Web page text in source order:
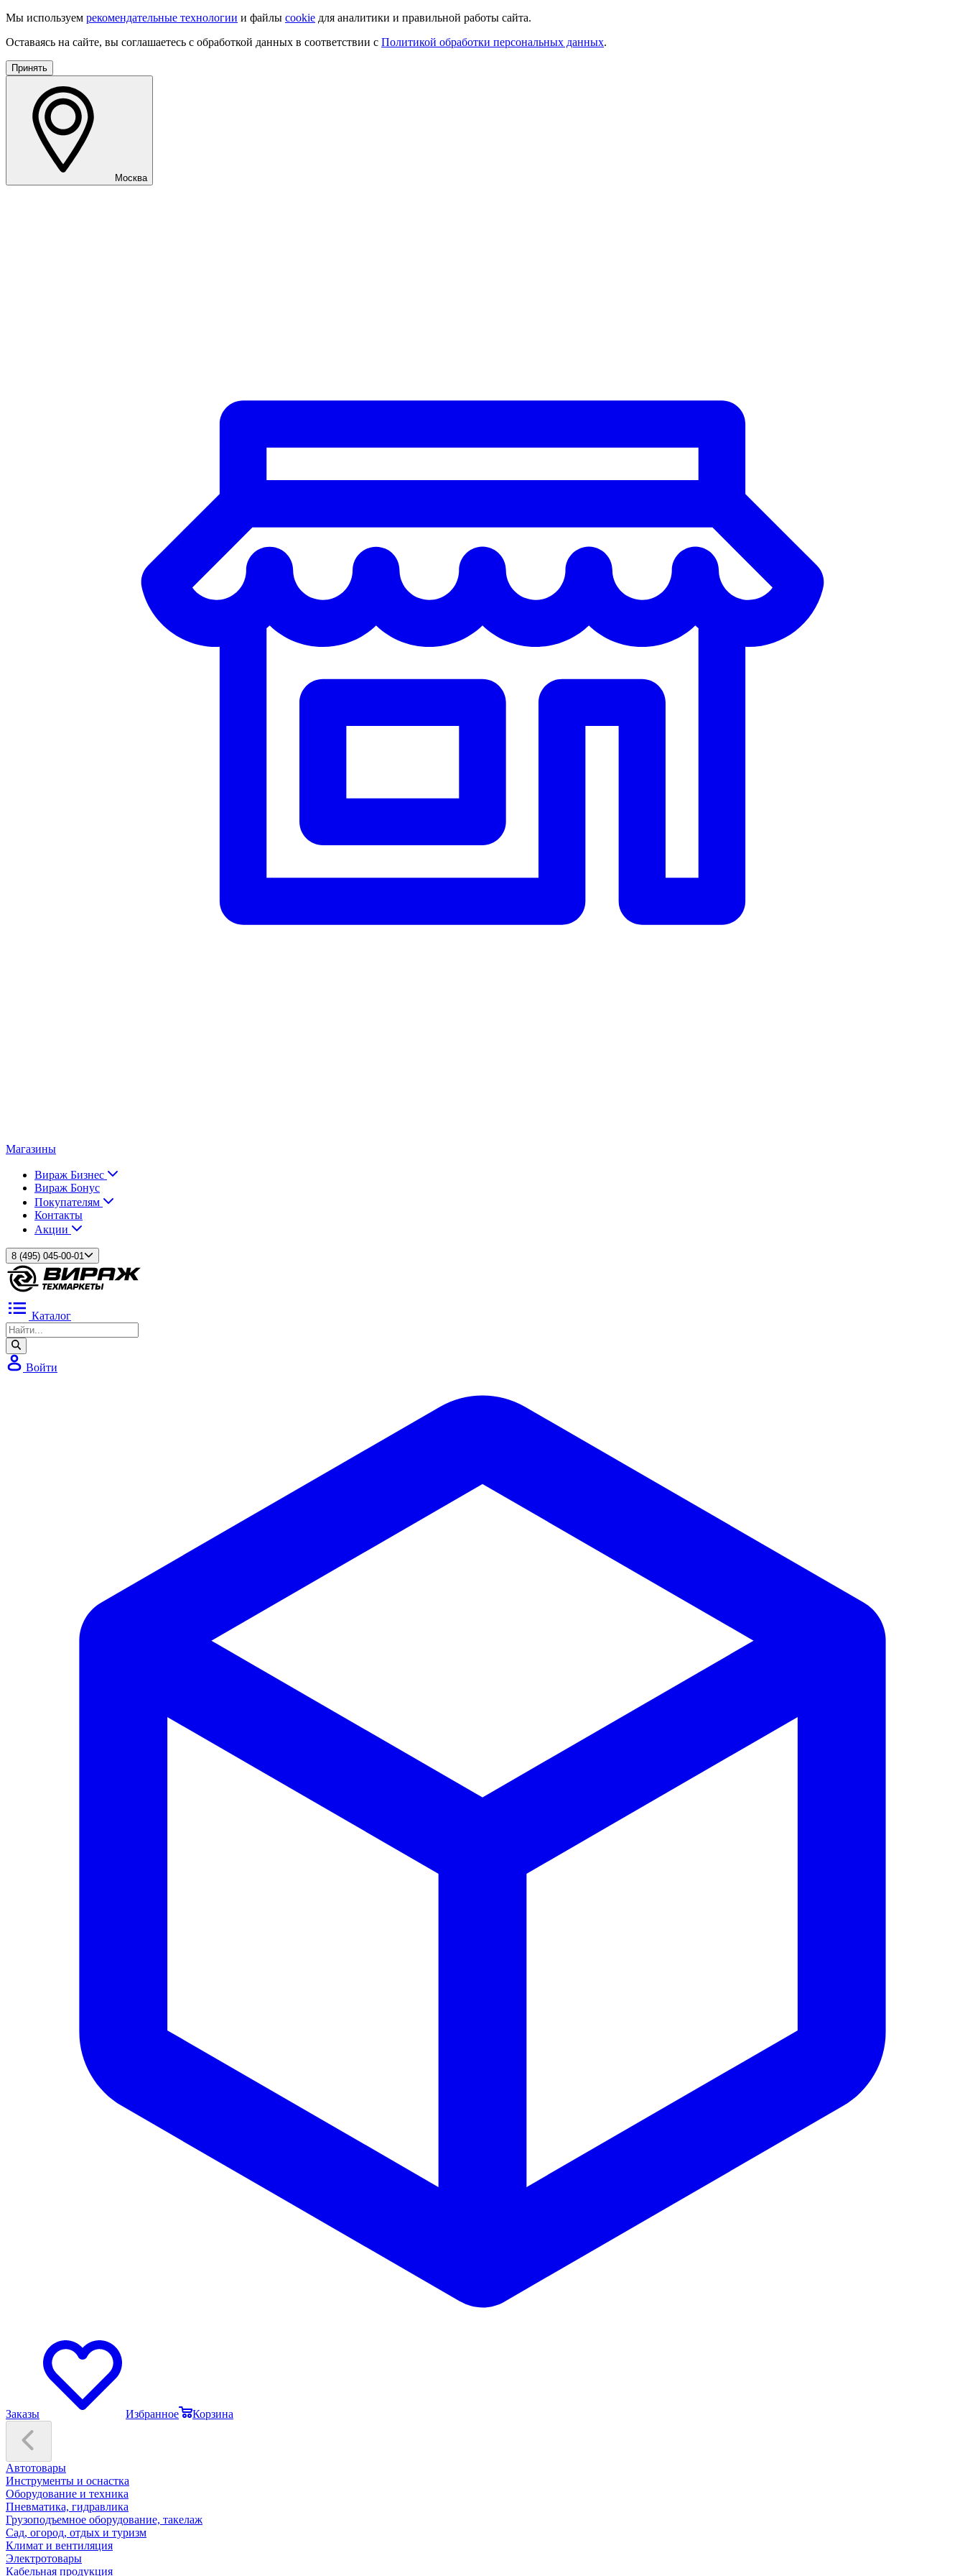
Мы используем рекомендательные технологии и файлы cookie для аналитики и правильной работы сайта.
Оставаясь на сайте, вы соглашаетесь с обработкой данных в соответствии с Политикой обработки персональных данных.
Принять
Москва
Магазины
Вираж Бизнес
Вираж Бонус
Покупателям
Контакты
Акции
8 (495) 045-00-01
Каталог
Войти
Заказы Избранное Корзина
Автотовары
Инструменты и оснастка
Оборудование и техника
Пневматика, гидравлика
Грузоподъемное оборудование, такелаж
Сад, огород, отдых и туризм
Климат и вентиляция
Электротовары
Кабельная продукция